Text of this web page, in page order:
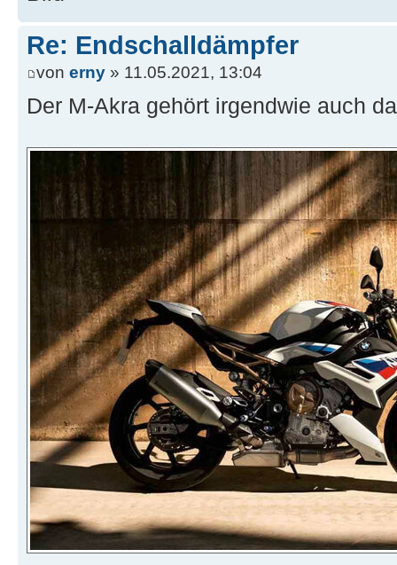
Re: Endschalldämpfer
von erny » 11.05.2021, 13:04
Der M-Akra gehört irgendwie auch